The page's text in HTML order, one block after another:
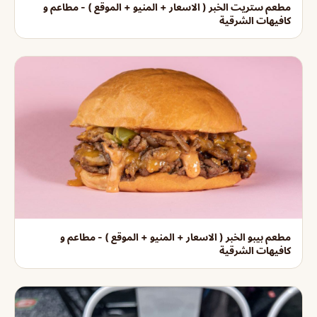
مطعم ستريت الخبر ( الاسعار + المنيو + الموقع ) - مطاعم و
كافيهات الشرقية
مطعم بيبو الخبر ( الاسعار + المنيو + الموقع ) - مطاعم و
كافيهات الشرقية